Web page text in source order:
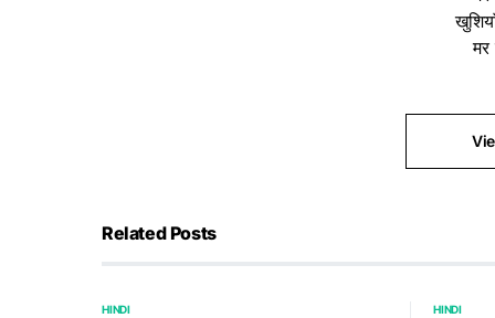
मर
Related Posts
HINDI HINDI